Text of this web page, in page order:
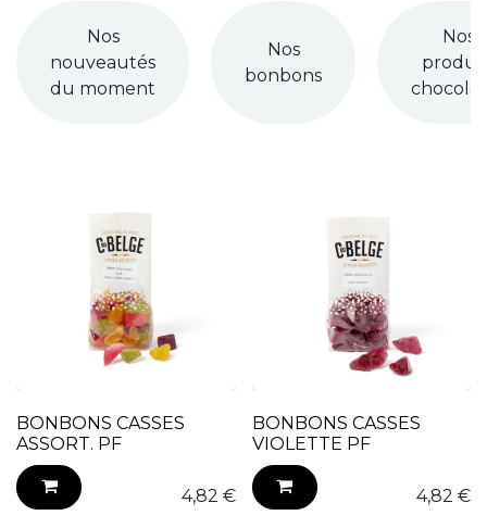
Nos
nouveautés
du moment
Nos
bonbons
Nos
BONBONS CASSES
ASSORT. PF
4,82 €
BONBONS CASSES
VIOLETTE PF
4,82 €